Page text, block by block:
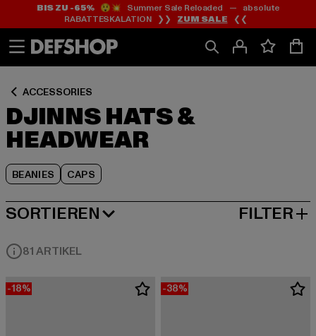
Zum
Inhalt
springen
Zum
Fußzeile
springen
BIS ZU -65%😲💥 Summer Sale Reloaded — absolute
RABATTESKALATION ❯❯ ZUM SALE ❮❮
ACCESSORIES
DJINNS HATS &
HEADWEAR
BEANIES CAPS
Zum
Produktraster
springen
SORTIEREN
BELIEBTESTE FILTER
81 ARTIKEL
-18% -38%